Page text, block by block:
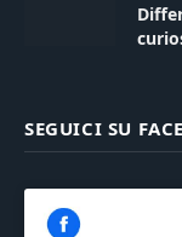
SEGUICI SU